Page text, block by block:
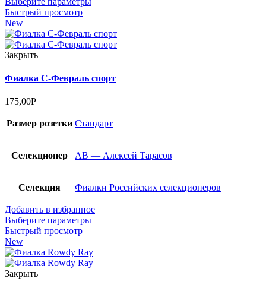
Быстрый просмотр
New
Закрыть
Фиалка С-Февраль спорт
175,00Р
Размер розетки Стандарт
Селекционер АВ — Алексей Тарасов
Селекция Фиалки Российских селекционеров
Добавить в избранное
Выберите параметры
Быстрый просмотр
New
Закрыть